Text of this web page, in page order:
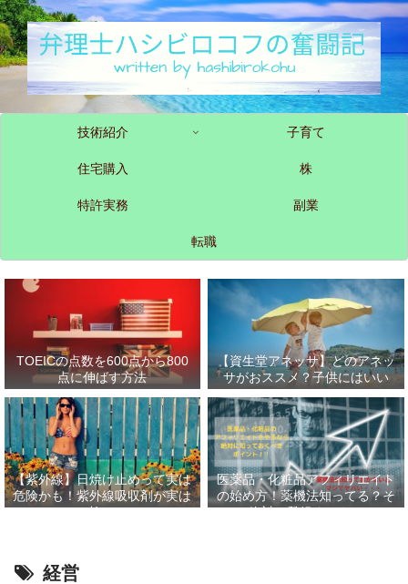
技術紹介 子育て
住宅購入 株
特許実務 副業
転職
TOEICの点数を600点から800
点に伸ばす方法
【資生堂アネッサ】どのアネッ
サがおススメ？子供にはいい
の？
【紫外線】日焼け止めって実は
危険かも！紫外線吸収剤が実は
怖い
医薬品・化粧品アフィリエイト
の始め方！薬機法知ってる？そ
して絶対に登録すべきASP６
経営